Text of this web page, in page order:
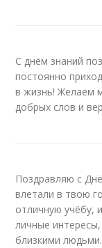
С днём знаний
постоянно
в жизнь! Желаем
добрых слов и
Поздравляю с
влетали в твою
отличную учёбу,
личные
близкими